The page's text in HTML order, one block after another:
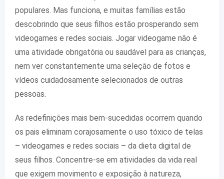
populares. Mas funciona, e muitas famílias estão
descobrindo que seus filhos estão prosperando sem
videogames e redes sociais. Jogar videogame não é
uma atividade obrigatória ou saudável para as crianças,
nem ver constantemente uma seleção de fotos e
vídeos cuidadosamente selecionados de outras
pessoas.
As redefinições mais bem-sucedidas ocorrem quando
os pais eliminam corajosamente o uso tóxico de telas
– videogames e redes sociais – da dieta digital de
seus filhos. Concentre-se em atividades da vida real
que exigem movimento e exposição à natureza,